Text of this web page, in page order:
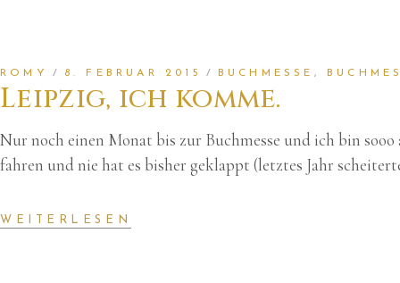
ROMY 8. FEBRUAR 2015 BUCHMESSE ,
Leipzig, ich komme.
Nur noch einen Monat bis zur Buchmesse und ich bin
fahren und nie hat es bisher geklappt (letztes Jahr
WEITERLESEN